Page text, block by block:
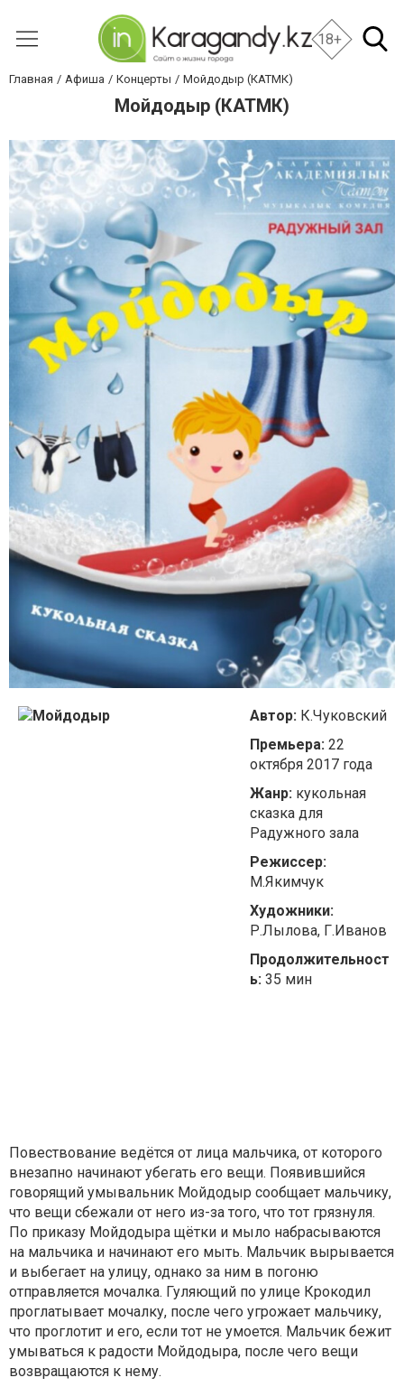
18+
Главная Афиша Концерты Мойдодыр (КАТМК)
Мойдодыр (КАТМК)
Автор: К.Чуковский
Премьера: 22
октября 2017 года
Жанр: кукольная
сказка для
Радужного зала
Режиссер:
М.Якимчук
Художники:
Р.Лылова, Г.Иванов
Продолжительност
ь: 35 мин
Повествование ведётся от лица мальчика, от которого
внезапно начинают убегать его вещи. Появившийся
говорящий умывальник Мойдодыр сообщает мальчику,
что вещи сбежали от него из-за того, что тот грязнуля.
По приказу Мойдодыра щётки и мыло набрасываются
на мальчика и начинают его мыть. Мальчик вырывается
и выбегает на улицу, однако за ним в погоню
отправляется мочалка. Гуляющий по улице Крокодил
проглатывает мочалку, после чего угрожает мальчику,
что проглотит и его, если тот не умоется. Мальчик бежит
умываться к радости Мойдодыра, после чего вещи
возвращаются к нему.